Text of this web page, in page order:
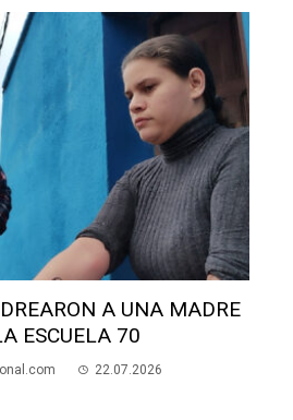
A UNA MADRE
ESCUELA 70
22.07.2026